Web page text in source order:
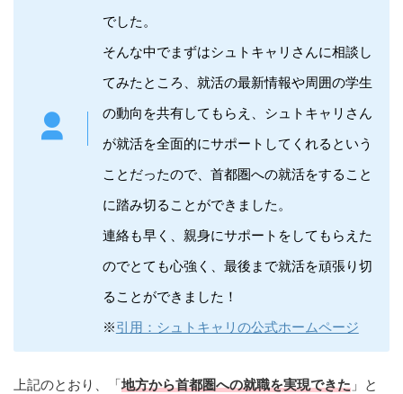
でした。
そんな中でまずはシュトキャリさんに相談し
てみたところ、就活の最新情報や周囲の学生
の動向を共有してもらえ、シュトキャリさん
が就活を全面的にサポートしてくれるという
ことだったので、首都圏への就活をすること
に踏み切ることができました。
連絡も早く、親身にサポートをしてもらえた
のでとても心強く、最後まで就活を頑張り切
ることができました！
※引用：シュトキャリの公式ホームページ
上記のとおり、「地方から首都圏への就職を実現できた 」と